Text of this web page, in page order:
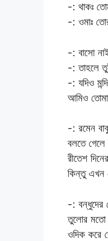
-: থাকঃ
-: ওমাঃ
-: বাসো
-: তাহলে
-: যদিও
আমিও
-: রমেন
বলতে গেলে
রীতেশ
কিন্তু এখন
-: বন্ধুদের
তুলোর মতো
ওদিক করে